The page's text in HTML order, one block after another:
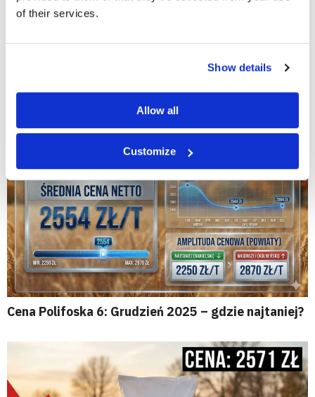
of their services.
Show details
Allow all
Customize
Cena Polifoska 8 w grudniu 2025: aktualne stawki
netto, województwa i najtańsze powiaty
Cena Polifoska 6: Grudzień 2025 – gdzie najtaniej?